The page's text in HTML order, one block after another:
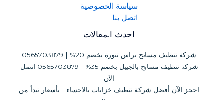
سياسة الخصوصية
اتصل بنا
احدث المقالات
شركة تنظيف مسابح براس تنورة بخصم 20% | 0565703879
شركة تنظيف مسابح بالجبيل بخصم 35% | 0565703879 اتصل
الآن
احجز الآن أفضل شركة تنظيف خزانات بالاحساء | بأسعار تبدأ من